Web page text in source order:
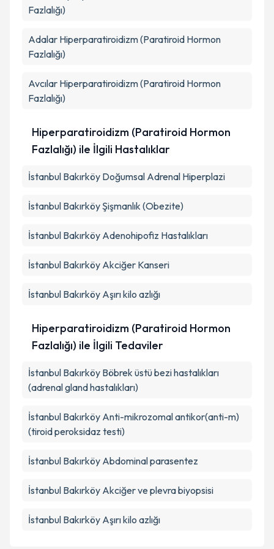
Fazlalığı)
Adalar Hiperparatiroidizm (Paratiroid Hormon
Fazlalığı)
Avcılar Hiperparatiroidizm (Paratiroid Hormon
Fazlalığı)
Hiperparatiroidizm (Paratiroid Hormon
Fazlalığı) ile İlgili Hastalıklar
İstanbul Bakırköy Doğumsal Adrenal Hiperplazi
İstanbul Bakırköy Şişmanlık (Obezite)
İstanbul Bakırköy Adenohipofiz Hastalıkları
İstanbul Bakırköy Akciğer Kanseri
İstanbul Bakırköy Aşırı kilo azlığı
Hiperparatiroidizm (Paratiroid Hormon
Fazlalığı) ile İlgili Tedaviler
İstanbul Bakırköy Böbrek üstü bezi hastalıkları
(adrenal gland hastalıkları)
İstanbul Bakırköy Anti-mikrozomal antikor(anti-m)
(tiroid peroksidaz testi)
İstanbul Bakırköy Abdominal parasentez
İstanbul Bakırköy Akciğer ve plevra biyopsisi
İstanbul Bakırköy Aşırı kilo azlığı